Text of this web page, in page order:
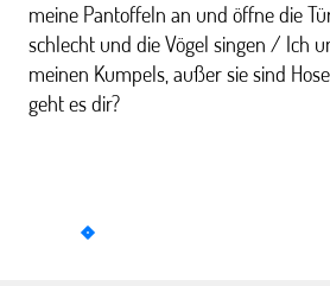
meine Pantoffeln an und öffne die
schlecht und die Vögel singen / Ich
meinen Kumpels, außer sie sind
geht es dir?